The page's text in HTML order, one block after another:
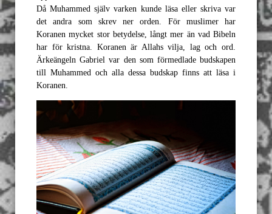
Då Muhammed själv varken kunde läsa eller skriva var
det andra som skrev ner orden. För muslimer har
Koranen mycket stor betydelse, långt mer än vad Bibeln
har för kristna. Koranen är Allahs vilja, lag och ord.
Ärkeängeln Gabriel var den som förmedlade budskapen
till Muhammed och alla dessa budskap finns att läsa i
Koranen.